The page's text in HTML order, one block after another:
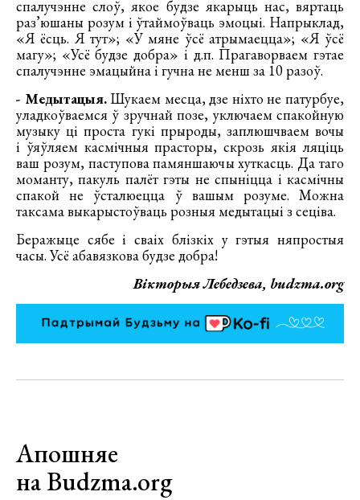
спалучэнне слоў, якое будзе якарыць нас, вяртаць
раз’юшаны розум і ўтаймоўваць эмоцыі. Напрыклад,
«Я ёсць. Я тут»; «У мяне ўсё атрымаецца»; «Я ўсё
магу»; «Усё будзе добра» і д.п. Прагаворваем гэтае
спалучэнне эмацыйна і гучна не менш за 10 разоў.
- Медытацыя.Шукаем месца, дзе ніхто не патурбуе,
уладкоўваемся ў зручнай позе, уключаем спакойную
музыку ці проста гукі прыроды, заплюшчваем вочы
і ўяўляем касмічныя прасторы, скрозь якія ляціць
ваш розум, паступова памяншаючы хуткасць. Да таго
моманту, пакуль палёт гэты не спыніцца і касмічны
спакой не ўсталюецца ў вашым розуме. Можна
таксама выкарыстоўваць розныя медытацыі з сеціва.
Беражыце сябе і сваіх блізкіх у гэтыя няпростыя
часы. Усё абавязкова будзе добра!
Вікторыя Лебедзева, budzma.org
Апошняе
на Budzma.org